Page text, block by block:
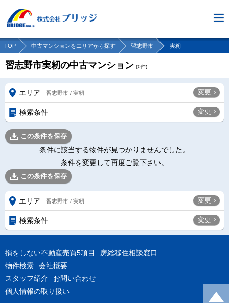
TOP 中古マンションをエリアから探す 習志野市 実籾
習志野市実籾の中古マンション (0件)
エリア 習志野市 / 実籾 変更
検索条件 変更
この条件を保存
条件に該当する物件が見つかりませんでした。
条件を変更して再度ご覧下さい。
この条件を保存
エリア 習志野市 / 実籾 変更
検索条件 変更
損をしない不動産売買5項目
房総移住相談窓口
物件検索
会社概要
スタッフ紹介
お問い合わせ
個人情報の取り扱い